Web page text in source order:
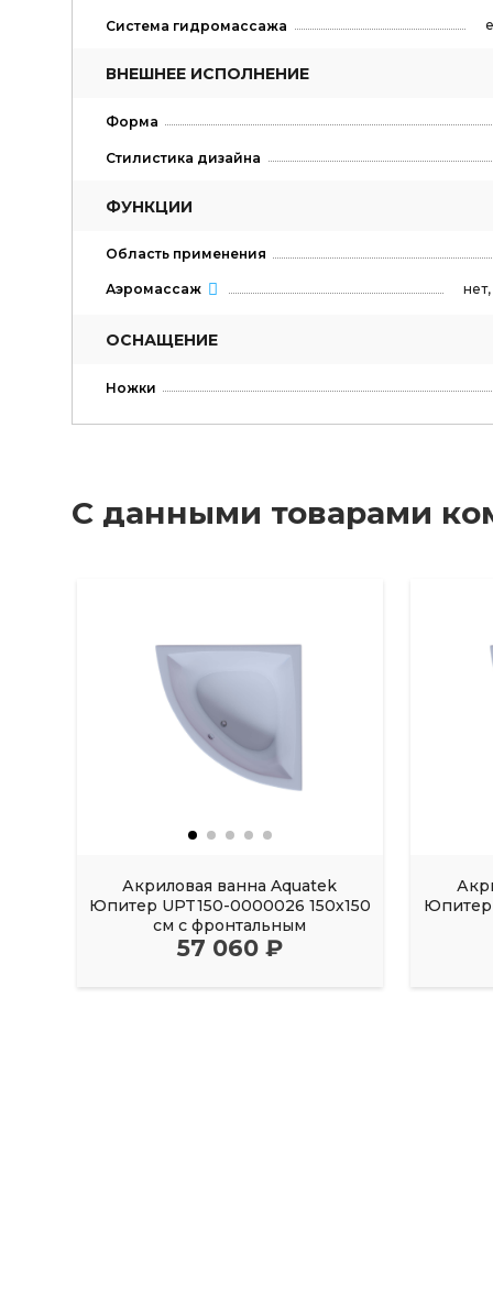
Система гидромассажа
ВНЕШНЕЕ ИСПОЛНЕНИЕ
Форма
Стилистика дизайна
ФУНКЦИИ
Область применения
Аэромассаж
ОСНАЩЕНИЕ
Ножки
С данными товарами
Акриловая ванна Aquatek
Юпитер UPT150-0000026 150х150
см с фронтальным
57 060 ₽
Юпитер